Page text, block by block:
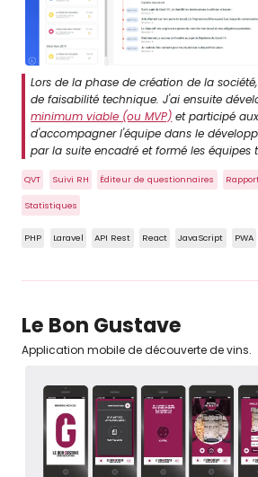
Lors de la phase de création de la
de faisabilité technique. J'ai ensuite
minimum viable (ou MVP) et participé
d'accompagner l'équipe dans le
par la suite encadré et formé les équipes
QVT Suivi RH Éditeur de questionnaires
Statistiques
PHP Laravel API Rest React JavaScript PWA
Le Bon Gustave
Application mobile de découverte de vins.